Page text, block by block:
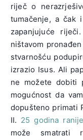
riječ o
tumačenje, a čak
zapanjujuće
ništavom
stvarnošću
izrazio Isus. Ali
ne možete dobiti
mogućnost da
dopušteno primati
II. 25 godina ranije
može smatrati